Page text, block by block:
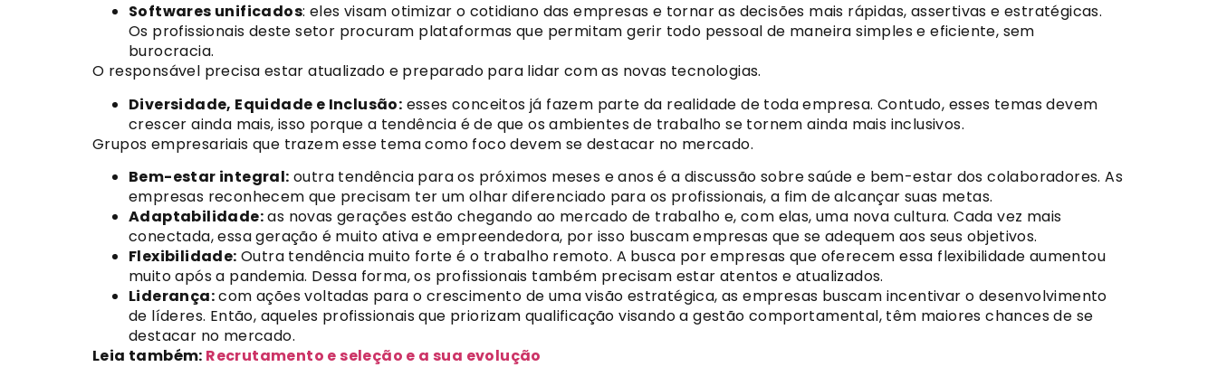
Softwares unificados: eles visam otimizar o cotidiano das empresas e tornar as decisões mais rápidas, assertivas e estratégicas.
Os profissionais deste setor procuram plataformas que permitam gerir todo pessoal de maneira simples e eficiente, sem
burocracia.
O responsável precisa estar atualizado e preparado para lidar com as novas tecnologias.
Diversidade, Equidade e Inclusão: esses conceitos já fazem parte da realidade de toda empresa. Contudo, esses temas devem
crescer ainda mais, isso porque a tendência é de que os ambientes de trabalho se tornem ainda mais inclusivos.
Grupos empresariais que trazem esse tema como foco devem se destacar no mercado.
Bem-estar integral: outra tendência para os próximos meses e anos é a discussão sobre saúde e bem-estar dos colaboradores. As
empresas reconhecem que precisam ter um olhar diferenciado para os profissionais, a fim de alcançar suas metas.
Adaptabilidade:as novas gerações estão chegando ao mercado de trabalho e, com elas, uma nova cultura. Cada vez mais
conectada, essa geração é muito ativa e empreendedora, por isso buscam empresas que se adequem aos seus objetivos.
Flexibilidade: Outra tendência muito forte é o trabalho remoto. A busca por empresas que oferecem essa flexibilidade aumentou
muito após a pandemia. Dessa forma, os profissionais também precisam estar atentos e atualizados.
Liderança:com ações voltadas para o crescimento de uma visão estratégica, as empresas buscam incentivar o desenvolvimento
de líderes. Então, aqueles profissionais que priorizam qualificação visando a gestão comportamental, têm maiores chances de se
destacar no mercado.
Leia também: Recrutamento e seleção e a sua evolução